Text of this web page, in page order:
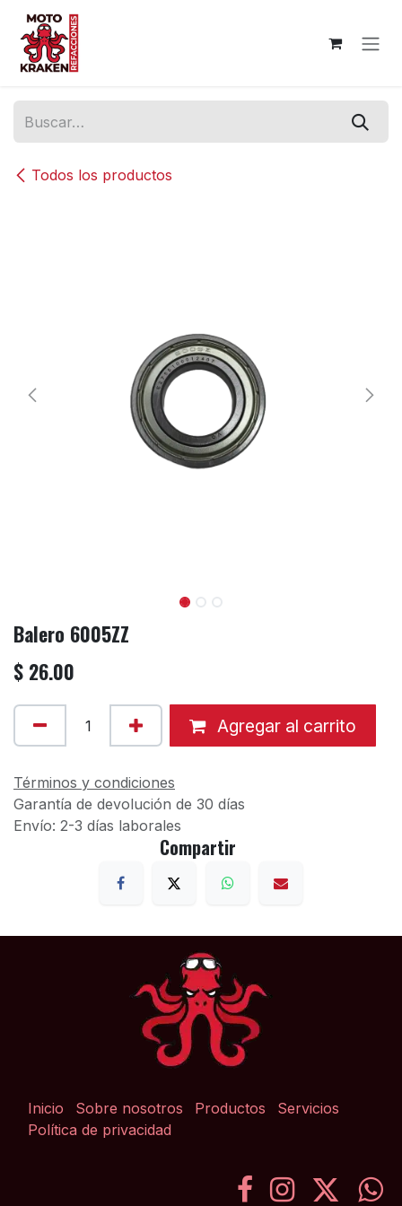
Ir al contenido
Todos los productos
Balero 6005ZZ
$ 26.00
Agregar al carrito
Términos y condiciones
Garantía de devolución de 30 días
Envío: 2-3 días laborales
Compartir
Inicio Sobre nosotros Productos
Servicios
Política de privacidad